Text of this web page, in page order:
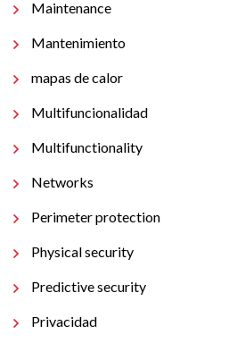
Maintenance
Mantenimiento
mapas de calor
Multifuncionalidad
Multifunctionality
Networks
Perimeter protection
Physical security
Predictive security
Privacidad